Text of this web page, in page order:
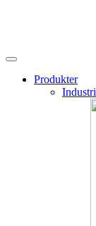
Produkter
Industri